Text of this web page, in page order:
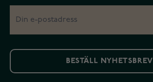
BESTÄLL NYHETSBREV